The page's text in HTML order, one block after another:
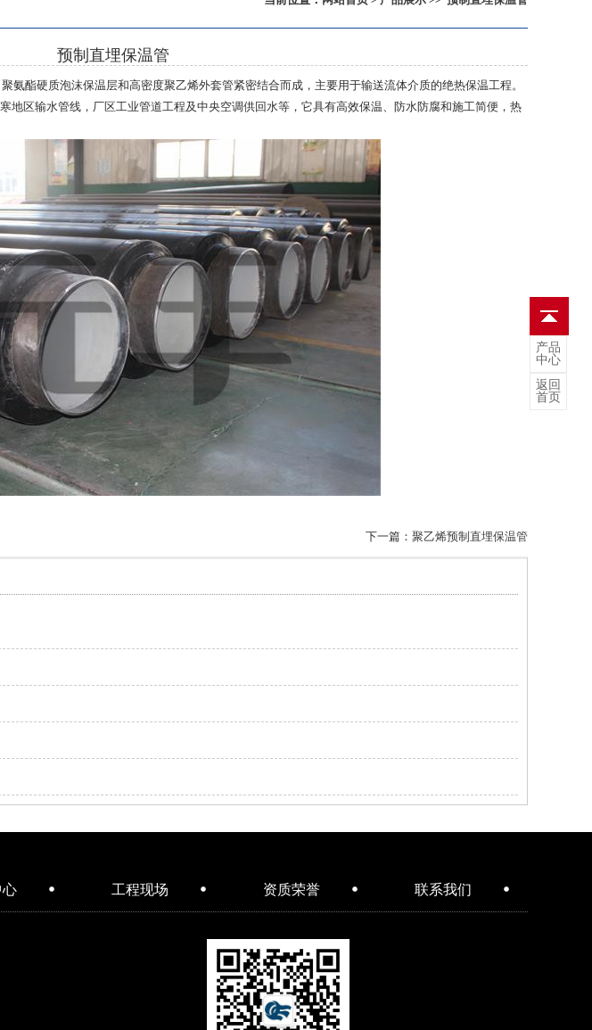
预制直埋保温管
氨酯硬质泡沫保温层和高密度聚乙烯外套管紧密结合而成， 主要用于输送流体介质的绝热保温工程。
地区输水管线，厂区工业管道工程及中央空调供回水等，它具有高效保温、防水防腐和施工简便，热
下一篇： 聚乙烯预制直埋保温管
心 工程现场 资质荣誉 联系我们
产品
中心
返回
首页